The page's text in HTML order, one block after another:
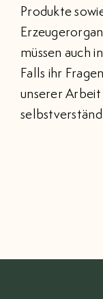
Produkte
müssen auch
Falls ihr
unserer Arbeit